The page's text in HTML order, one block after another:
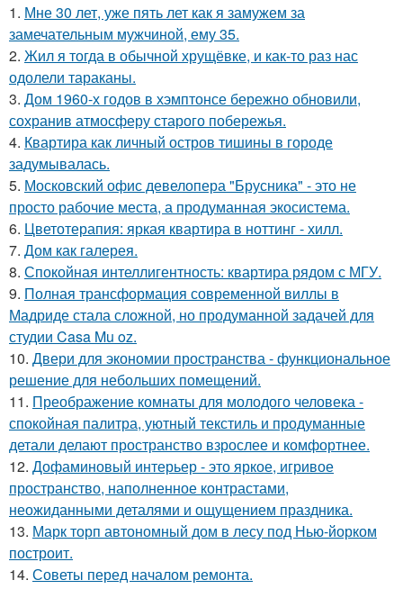
1. Мне 30 лет, уже пять лет как я замужем за
замечательным мужчиной, ему 35.
2. Жил я тогда в обычной хрущёвке, и как-то раз нас
одолели тараканы.
3. Дом 1960-х годов в хэмптонсе бережно обновили,
сохранив атмосферу старого побережья.
4. Квартира как личный остров тишины в городе
задумывалась.
5. Московский офис девелопера "Брусника" - это не
просто рабочие места, а продуманная экосистема.
6. Цветотерапия: яркая квартира в ноттинг - хилл.
7. Дом как галерея.
8. Спокойная интеллигентность: квартира рядом с МГУ.
9. Полная трансформация современной виллы в
Мадриде стала сложной, но продуманной задачей для
студии Casa Mu oz.
10. Двери для экономии пространства - функциональное
решение для небольших помещений.
11. Преображение комнаты для молодого человека -
спокойная палитра, уютный текстиль и продуманные
детали делают пространство взрослее и комфортнее.
12. Дофаминовый интерьер - это яркое, игривое
пространство, наполненное контрастами,
неожиданными деталями и ощущением праздника.
13. Марк торп автономный дом в лесу под Нью-йорком
построит.
14. Советы перед началом ремонта.